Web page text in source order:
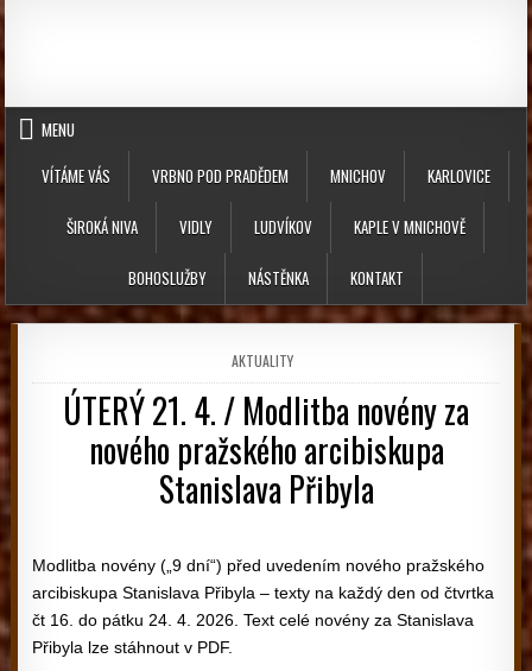
Skip to content
MENU
VÍTÁME VÁS
VRBNO POD PRADĚDEM MNICHOV KARLOVICE
ŠIROKÁ NIVA VIDLY LUDVÍKOV KAPLE V MNICHOVĚ
BOHOSLUŽBY NÁSTĚNKA KONTAKT
POSTED IN
AKTUALITY
ÚTERÝ 21. 4. / Modlitba novény za
nového pražského arcibiskupa
Stanislava Přibyla
Modlitba novény („9 dní“) před uvedením nového pražského
arcibiskupa Stanislava Přibyla – texty na každý den od čtvrtka
čt 16. do pátku 24. 4. 2026. Text celé novény za Stanislava
Přibyla lze stáhnout v PDF.